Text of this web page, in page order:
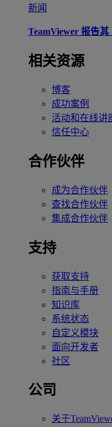
新闻
TeamViewer 报告
相关资源
博客
成功案例
活动和在线讲
信任中心
合作伙伴
成为合作伙伴
查找合作伙伴
集成合作伙伴
支持
获取支持
指南与手册
知识库
系统状态
自定义模块
面向开发者
社区
公司
关于